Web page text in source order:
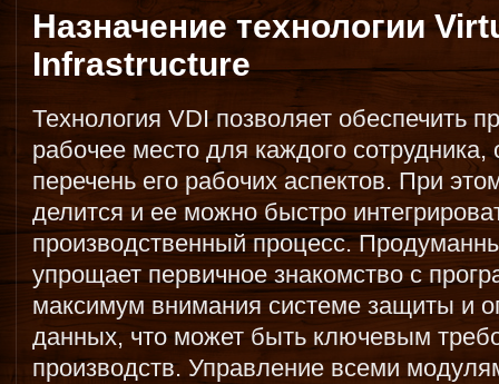
Назначение технологии
Infrastructure
Технология VDI позволяет обеспечить
рабочее место для каждого сотрудника,
перечень его рабочих аспектов. При
делится и ее можно быстро
производственный процесс.
упрощает первичное знакомство с
максимум внимания системе защиты и
данных, что может быть ключевым
производств. Управление всеми